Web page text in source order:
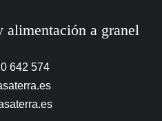
alimentación a granel
642 574